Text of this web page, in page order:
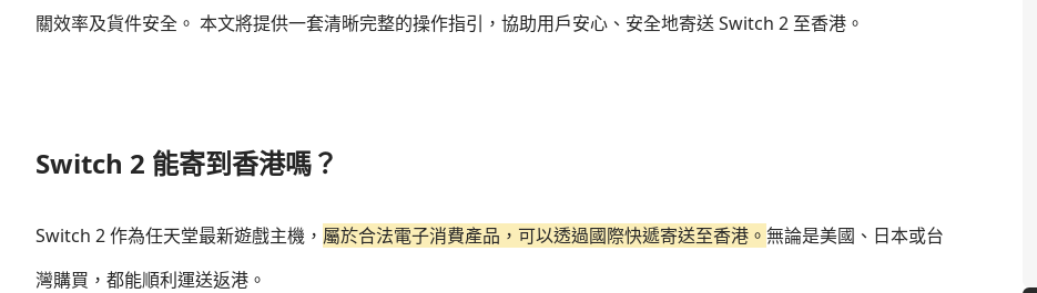
關效率及貨件安全。 本文將提供一套清晰完整的操作指引，協助用戶安心、安全地寄送 Switch 2 至香港。
Switch 2 能寄到香港嗎？
Switch 2 作為任天堂最新遊戲主機， 屬於合法電子消費產品，可以透過國際快遞寄送至香港。 無論是美國、日本或台
灣購買，都能順利運送返港。